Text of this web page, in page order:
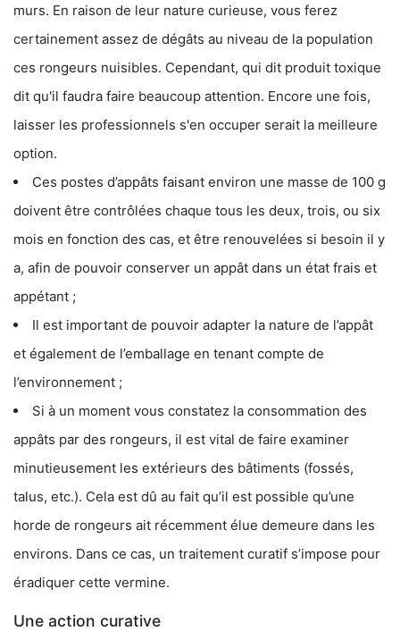
murs. En raison de leur nature curieuse, vous ferez
certainement assez de dégâts au niveau de la population
ces rongeurs nuisibles. Cependant, qui dit produit toxique
dit qu'il faudra faire beaucoup attention. Encore une fois,
laisser les professionnels s'en occuper serait la meilleure
option.
Ces postes d’appâts faisant environ une masse de 100 g
doivent être contrôlées chaque tous les deux, trois, ou six
mois en fonction des cas, et être renouvelées si besoin il y
a, afin de pouvoir conserver un appât dans un état frais et
appétant ;
Il est important de pouvoir adapter la nature de l’appât
et également de l’emballage en tenant compte de
l’environnement ;
Si à un moment vous constatez la consommation des
appâts par des rongeurs, il est vital de faire examiner
minutieusement les extérieurs des bâtiments (fossés,
talus, etc.). Cela est dû au fait qu’il est possible qu’une
horde de rongeurs ait récemment élue demeure dans les
environs. Dans ce cas, un traitement curatif s’impose pour
éradiquer cette vermine.
Une action curative